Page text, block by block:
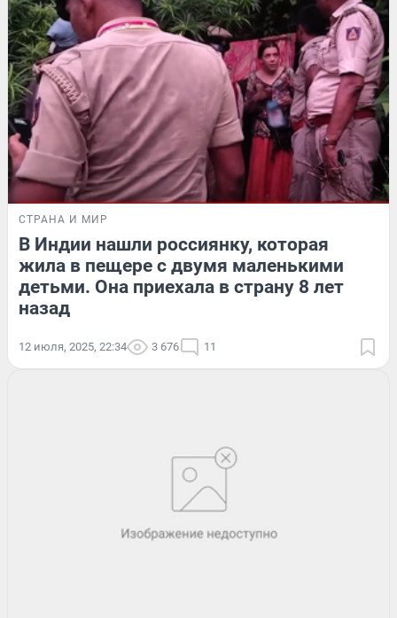
СТРАНА И МИР
В Индии нашли россиянку, которая
жила в пещере с двумя маленькими
детьми. Она приехала в страну 8 лет
назад
12 июля, 2025, 22:34 3 676 11